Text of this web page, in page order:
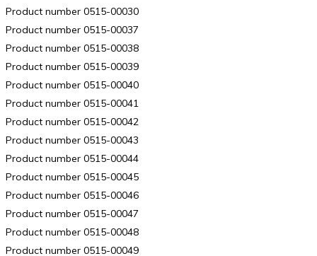
Product number 0515-00030
Product number 0515-00037
Product number 0515-00038
Product number 0515-00039
Product number 0515-00040
Product number 0515-00041
Product number 0515-00042
Product number 0515-00043
Product number 0515-00044
Product number 0515-00045
Product number 0515-00046
Product number 0515-00047
Product number 0515-00048
Product number 0515-00049